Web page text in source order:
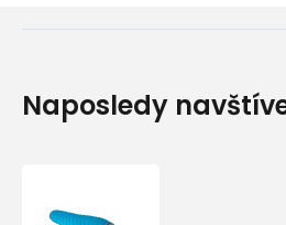
Naposledy